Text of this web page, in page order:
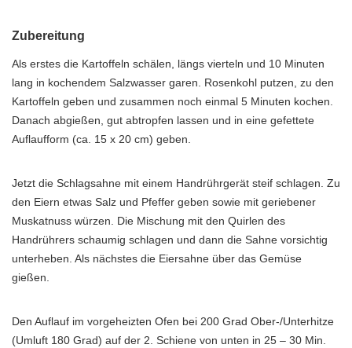
Zubereitung
Als erstes die Kartoffeln schälen, längs vierteln und 10 Minuten
lang in kochendem Salzwasser garen. Rosenkohl putzen, zu den
Kartoffeln geben und zusammen noch einmal 5 Minuten kochen.
Danach abgießen, gut abtropfen lassen und in eine gefettete
Auflaufform (ca. 15 x 20 cm) geben.
Jetzt die Schlagsahne mit einem Handrührgerät steif schlagen. Zu
den Eiern etwas Salz und Pfeffer geben sowie mit geriebener
Muskatnuss würzen. Die Mischung mit den Quirlen des
Handrührers schaumig schlagen und dann die Sahne vorsichtig
unterheben. Als nächstes die Eiersahne über das Gemüse
gießen.
Den Auflauf im vorgeheizten Ofen bei 200 Grad Ober-/Unterhitze
(Umluft 180 Grad) auf der 2. Schiene von unten in 25 – 30 Min.